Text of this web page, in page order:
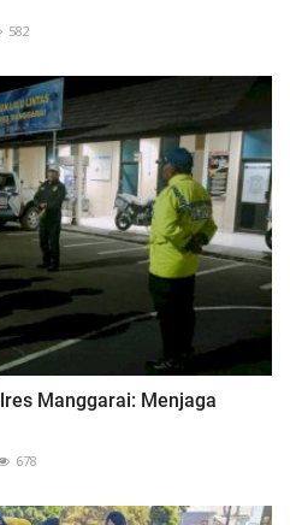
582
Manggarai: Menjaga
678